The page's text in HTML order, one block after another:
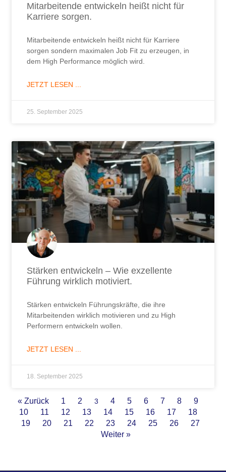
Mitarbeitende entwickeln heißt nicht für
Karriere sorgen.
Mitarbeitende entwickeln heißt nicht für Karriere
sorgen sondern maximalen Job Fit zu erzeugen, in
dem High Performance möglich wird.
JETZT LESEN ...
25. September 2025
Stärken entwickeln – Wie exzellente
Führung wirklich motiviert.
Stärken entwickeln Führungskräfte, die ihre
Mitarbeitenden wirklich motivieren und zu High
Performern entwickeln wollen.
JETZT LESEN ...
18. September 2025
« Zurück 1 2 3 4 5 6 7 8
9
10
11 12 13 14 15 16 17
18
19
20 21 22 23 24 25 26
27
Weiter »